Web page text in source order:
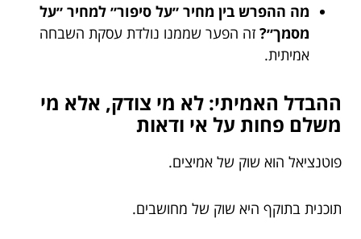
מה ההפרש בין מחיר ״על סיפור״ למחיר ״על
מסמך״? זה הפער שממנו נולדת עסקת השבחה
אמיתית.
ההבדל האמיתי: לא מי צודק, אלא מי
משלם פחות על אי ודאות
פוטנציאל הוא שוק של אמיצים.
תוכנית בתוקף היא שוק של מחושבים.